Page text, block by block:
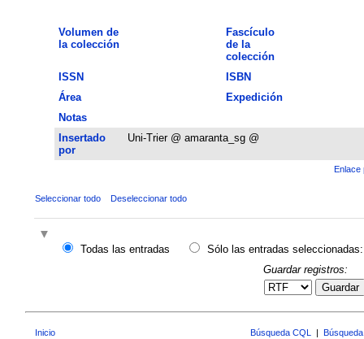
Volumen de
la colección
Fascículo
de la
colección
ISSN
ISBN
Área
Expedición
Notas
Insertado
por
Uni-Trier @ amaranta_sg @
Enlace
Seleccionar todo Deseleccionar todo
Todas las entradas
Sólo las entradas seleccionadas:
Guardar registros:
Guardar
Inicio Búsqueda CQL